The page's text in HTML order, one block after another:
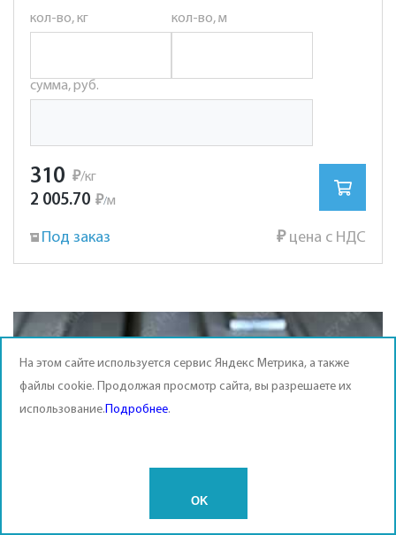
кол-во, кг кол-во, м
сумма, руб.
310 ₽/кг
2 005.70 ₽/м
Под заказ ₽цена с НДС
На этом сайте используется сервис Яндекс Метрика, а также
файлы cookie. Продолжая просмотр сайта, вы разрешаете их
использование.Подробнее.
OK